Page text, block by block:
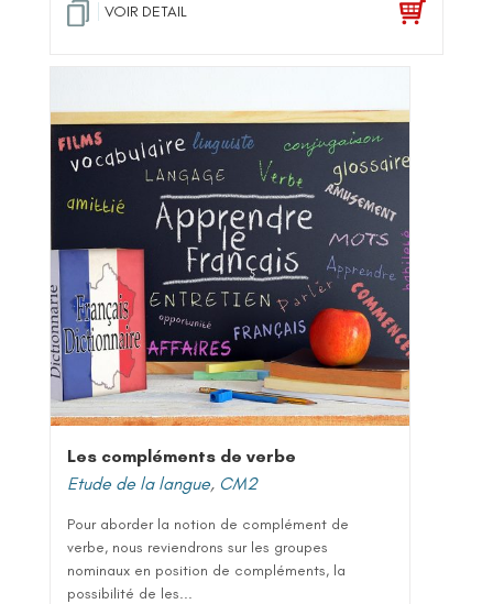
VOIR DETAIL
Les compléments de verbe
Etude de la langue, CM2
Pour aborder la notion de complément de
verbe, nous reviendrons sur les groupes
nominaux en position de compléments, la
possibilité de les...